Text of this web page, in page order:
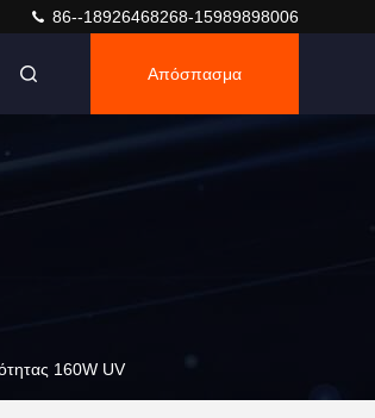
86--18926468268-15989898006
Απόσπασμα
160W UV